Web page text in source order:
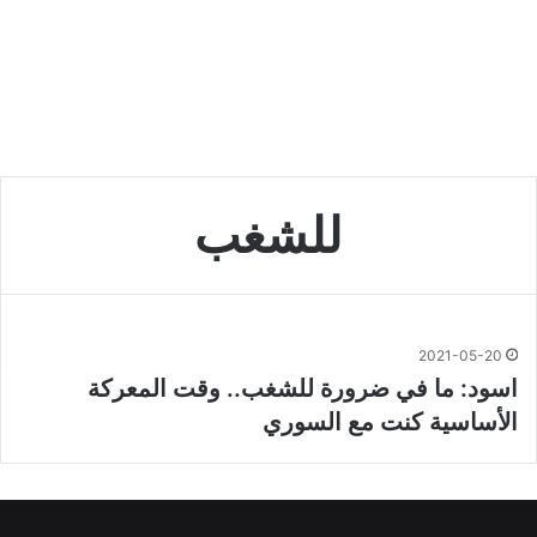
للشغب
2021-05-20
اسود: ما في ضرورة للشغب.. وقت المعركة
الأساسية كنت مع السوري